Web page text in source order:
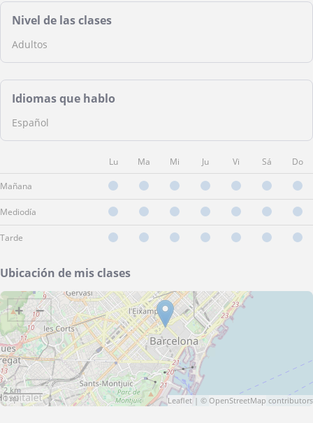
Nivel de las clases
Adultos
Idiomas que hablo
Español
Lu Ma Mi Ju Vi Sá Do
Mañana
Mediodía
Tarde
Ubicación de mis clases
+ −
2 km
1 mi
Leaflet | © OpenStreetMap contributors